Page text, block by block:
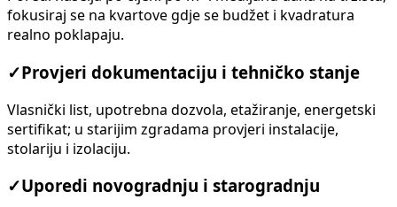
fokusiraj se na kvartove gdje se budžet i kvadratura
realno poklapaju.
✓ Provjeri dokumentaciju i tehničko stanje
Vlasnički list, upotrebna dozvola, etažiranje, energetski
sertifikat; u starijim zgradama provjeri instalacije,
stolariju i izolaciju.
✓Uporedi novogradnju i starogradnju